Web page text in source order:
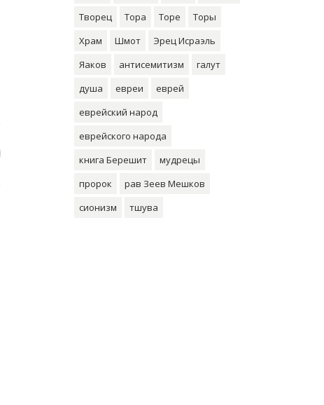
Творец
Тора Торе
Торы
Храм
Шмот
Эрец Исраэль
Яаков
антисемитизм
галут
душа
евреи
еврей
еврейский народ
еврейского народа
книга Берешит
мудрецы
пророк
рав Зеев Мешков
сионизм
тшува